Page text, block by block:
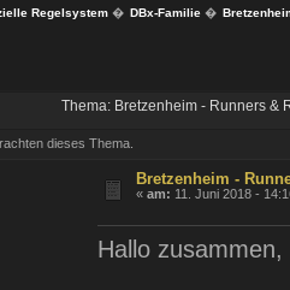
Regelsystem� DBx-Familie�
Thema: Bretzenheim - Runners &
dieses Thema.
Bretzenheim -
«am: 11. Juni 2018 -
Hallo zusammen,